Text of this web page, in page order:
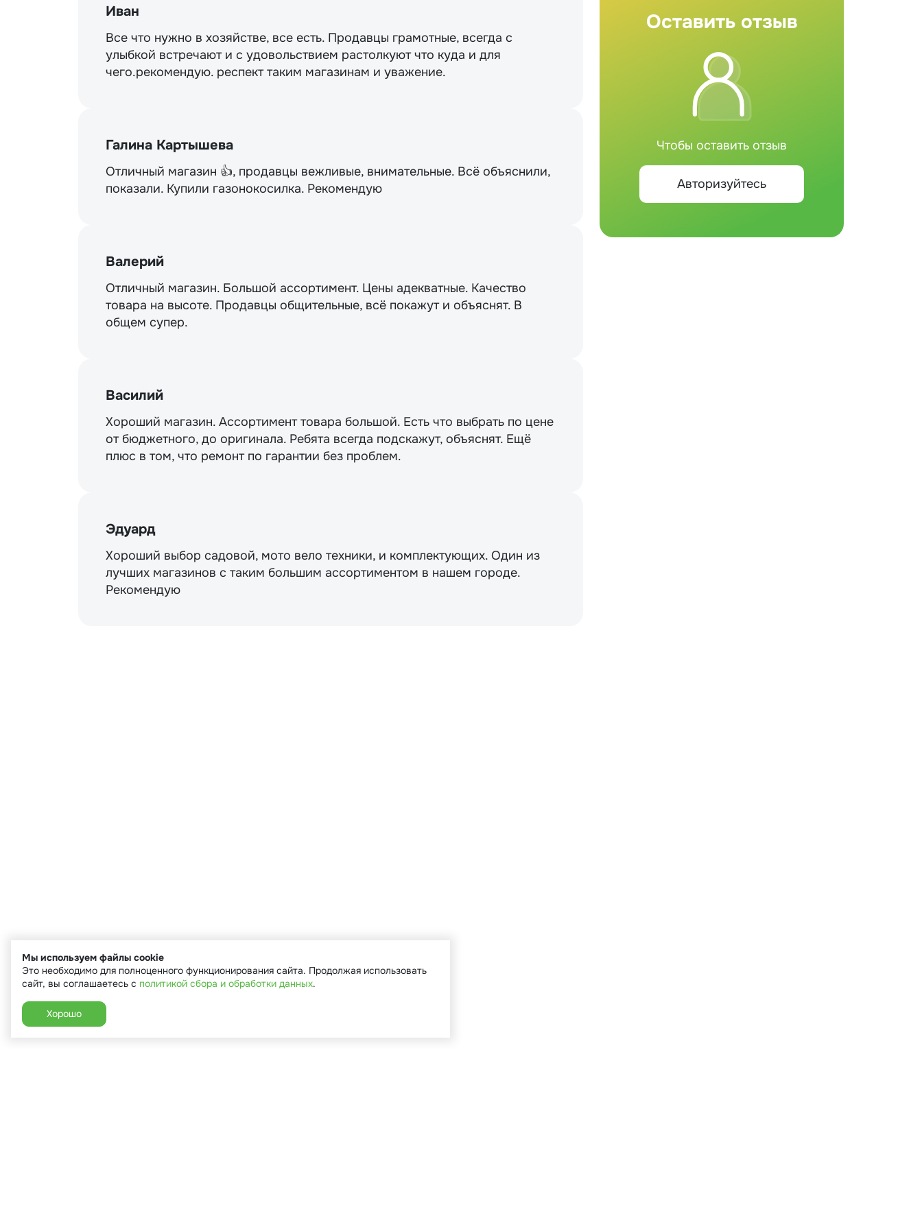
Иван
Все что нужно в хозяйстве, все есть. Продавцы грамотные, всегда с
улыбкой встречают и с удовольствием растолкуют что куда и для
чего.рекомендую. респект таким магазинам и уважение.
Галина Картышева
Отличный магазин 👍, продавцы вежливые, внимательные. Всё объяснили,
показали. Купили газонокосилка. Рекомендую
Валерий
Отличный магазин. Большой ассортимент. Цены адекватные. Качество
товара на высоте. Продавцы общительные, всё покажут и объяснят. В
общем супер.
Василий
Хороший магазин. Ассортимент товара большой. Есть что выбрать по цене
от бюджетного, до оригинала. Ребята всегда подскажут, объяснят. Ещё
плюс в том, что ремонт по гарантии без проблем.
Эдуард
Хороший выбор садовой, мото вело техники, и комплектующих. Один из
лучших магазинов с таким большим ассортиментом в нашем городе.
Рекомендую
Оставить отзыв
Чтобы оставить отзыв
Авторизуйтесь
Мы используем файлы cookie
Это необходимо для полноценного функционирования сайта. Продолжая использовать
сайт, вы соглашаетесь с политикой сбора и обработки данных.
Хорошо